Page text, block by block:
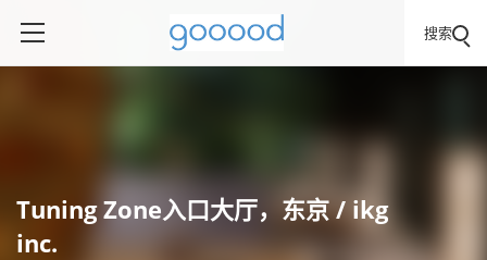
搜索
Tuning Zone入口大厅，东京 / ikg
inc.